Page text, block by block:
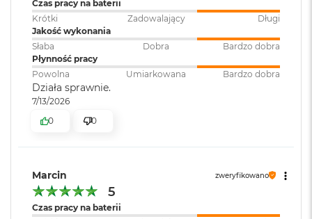
i
r
G
i
e
z
d
z
r
ś
ć
Czas pracy na baterii
Krótki
Zadowalający
Długi
Jakość wykonania
Słaba
Dobra
Bardzo dobra
Płynność pracy
Powolna
Umiarkowana Bardzo dobra
Działa sprawnie.
7/13/2026
0
0
Marcin zweryfikowano
5
Czas pracy na baterii